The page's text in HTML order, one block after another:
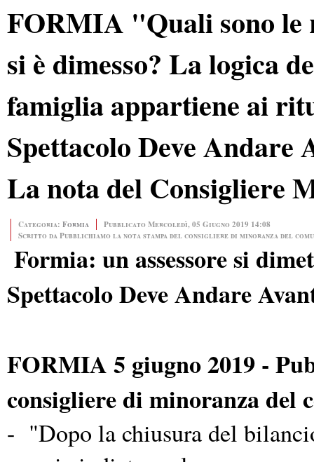
FORMIA "Quali sono le
si è dimesso? La logica
famiglia appartiene ai
Spettacolo Deve Andare
La nota del Consigliere
Categoria: Formia
Pubblicato Mercoledì, 05 Giugno 2019 14:08
Scritto da Pubblichiamo la nota stampa del consigliere di minoranza del
Formia: un assessore si
Spettacolo Deve Andare
FORMIA 5 giugno 2019 -
consigliere di minoranza del
- "Dopo la chiusura del